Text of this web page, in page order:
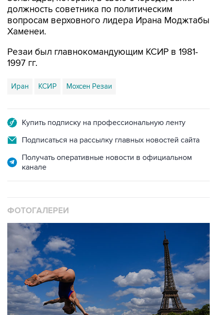
должность советника по политическим
вопросам верховного лидера Ирана Моджтабы
Хаменеи.
Резаи был главнокомандующим КСИР в 1981-
1997 гг.
Иран КСИР Мохсен Резаи
Купить подписку на профессиональную ленту
Подписаться на рассылку главных новостей сайта
Получать оперативные новости в официальном
канале
ФОТОГАЛЕРЕИ